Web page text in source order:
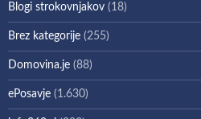
Blogi strokovnjakov (18)
Brez kategorije (255)
Domovina.je (88)
ePosavje (1.630)